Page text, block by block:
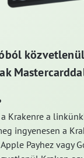
Krakenre a
ingyenesen a
Payhez vagy